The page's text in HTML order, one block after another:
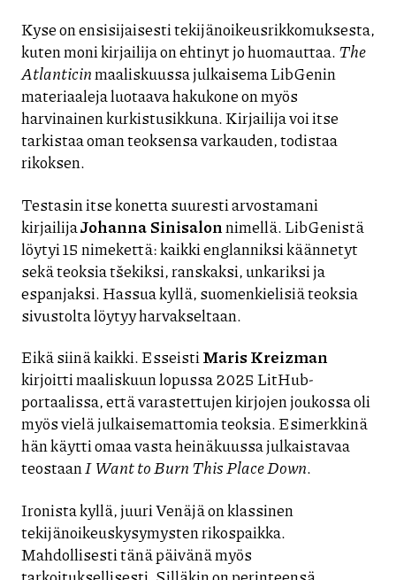
Kyse on ensisijaisesti tekijänoikeusrikkomuksesta,
kuten moni kirjailija on ehtinyt jo huomauttaa.The
Atlanticinmaaliskuussa julkaisema LibGenin
materiaaleja luotaava hakukone on myös
harvinainen kurkistusikkuna. Kirjailija voi itse
tarkistaa oman teoksensa varkauden, todistaa
rikoksen.
Testasin itse konetta suuresti arvostamani
kirjailijaJohanna Sinisalonnimellä. LibGenistä
löytyi 15 nimekettä: kaikki englanniksi käännetyt
sekä teoksia tšekiksi, ranskaksi, unkariksi ja
espanjaksi. Hassua kyllä, suomenkielisiä teoksia
sivustolta löytyy harvakseltaan.
Eikä siinä kaikki. EsseistiMaris Kreizman
kirjoitti maaliskuun lopussa 2025 LitHub-
portaalissa, että varastettujen kirjojen joukossa oli
myös vielä julkaisemattomia teoksia. Esimerkkinä
hän käytti omaa vasta heinäkuussa julkaistavaa
teostaanI Want to Burn This Place Down.
Ironista kyllä, juuri Venäjä on klassinen
tekijänoikeuskysymysten rikospaikka.
Mahdollisesti tänä päivänä myös